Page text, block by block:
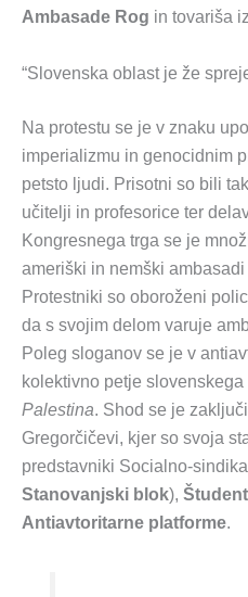
Ambasade Rog in tovariša
“Slovenska oblast je že
Na protestu se je v znaku
imperializmu in genocidnim
petsto ljudi. Prisotni so bili
učitelji in profesorice ter
Kongresnega trga se je
ameriški in nemški
Protestniki so oboroženi
da s svojim delom varuje
Poleg sloganov se je v
kolektivno petje
Palestina. Shod se je
Gregorčičevi, kjer so svoja
predstavniki Socialno-
Stanovanjski blok),
Antiavtoritarne platforme.